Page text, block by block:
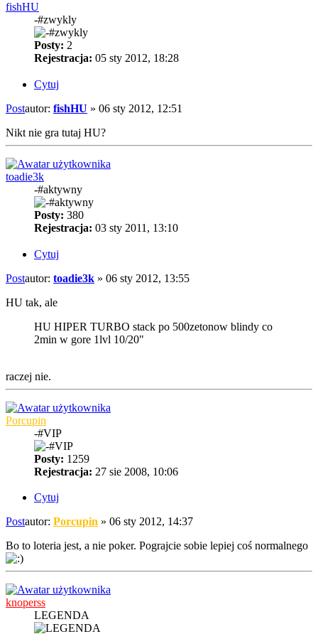
fishHU
-#zwykly
Posty: 2
Rejestracja: 05 sty 2012, 18:28
Cytuj
Postautor: fishHU » 06 sty 2012, 12:51
Nikt nie gra tutaj HU?
toadie3k
-#aktywny
Posty: 380
Rejestracja: 03 sty 2011, 13:10
Cytuj
Postautor: toadie3k » 06 sty 2012, 13:55
HU tak, ale
HU HIPER TURBO stack po 500zetonow blindy co
2min w gore 1lvl 10/20"
raczej nie.
Porcupin
-#VIP
Posty: 1259
Rejestracja: 27 sie 2008, 10:06
Cytuj
Postautor: Porcupin » 06 sty 2012, 14:37
Bo to loteria jest, a nie poker. Pograjcie sobie lepiej coś normalnego
knoperss
LEGENDA